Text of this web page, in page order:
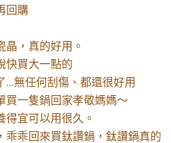
回購
晶，真的好用。
快買大一點的
…無任何刮傷、都還很好用
買一隻鍋回家孝敬媽媽～
宜可以用很久。
乖乖回來買鈦讚鍋，鈦讚鍋真的